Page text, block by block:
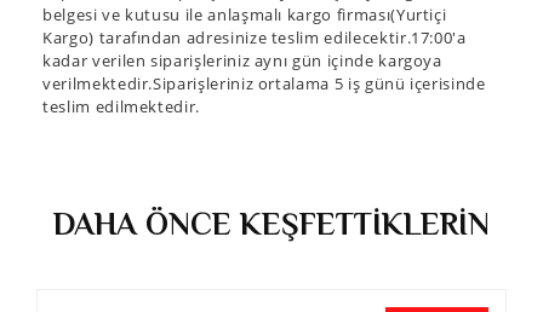
belgesi ve kutusu ile anlaşmalı kargo firması(Yurtiçi
Kargo) tarafından adresinize teslim edilecektir.17:00'a
kadar verilen siparişleriniz aynı gün içinde kargoya
verilmektedir.Siparişleriniz ortalama 5 iş günü içerisinde
teslim edilmektedir.
DAHA ÖNCE KEŞFETTİKLERİN